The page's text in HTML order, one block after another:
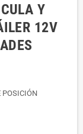
Y
12V
POSICIÓN